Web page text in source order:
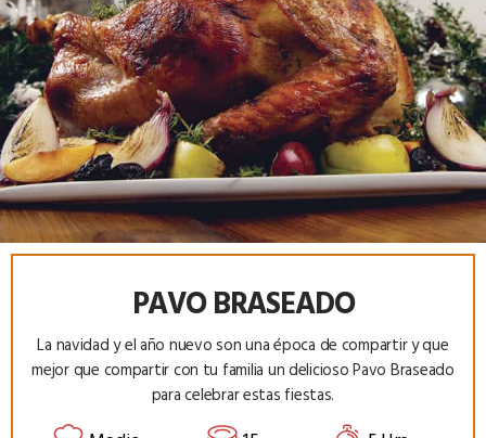
PAVO BRASEADO
La navidad y el año nuevo son una época de compartir y que
mejor que compartir con tu familia un delicioso Pavo Braseado
para celebrar estas fiestas.